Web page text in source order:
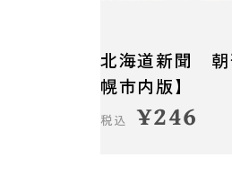
北海道新聞 朝
幌市内版】
税込 ¥246